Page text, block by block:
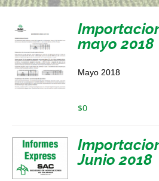
mayo 2018
Mayo 2018
$0
Junio 2018